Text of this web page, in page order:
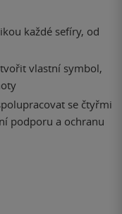
každé sefíry, od
vlastní symbol,
se čtyřmi
podporu a ochranu